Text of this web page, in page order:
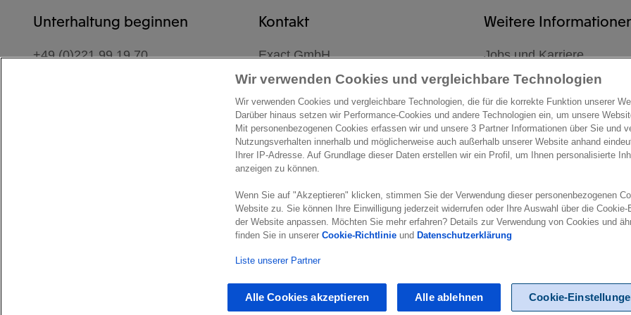
Unterhaltung beginnen
+49 (0)221 99 19 70
Kontakt
Exact GmbH
Im Medienpark 8-10
Planen Sie eine Route zu diesem
Ort
Weitere
Jobs und Karriere
Neuigkeiten
Impressum
Cookie statementCookie settingsMarketing preferencesDisclaimerSite conditionsTerms
Wir verwenden Cookies und vergleichbare Technologien
Wir verwenden Cookies und vergleichbare Technologien, die für die korrekte Funktion unserer
Darüber hinaus setzen wir Performance-Cookies und andere Technologien ein, um unsere
Mit personenbezogenen Cookies erfassen wir und unsere 3 Partner Informationen über Sie und
Nutzungsverhalten innerhalb und möglicherweise auch außerhalb unserer Website anhand
Ihrer IP-Adresse. Auf Grundlage dieser Daten erstellen wir ein Profil, um Ihnen personalisierte
anzeigen zu können.
Wenn Sie auf "Akzeptieren" klicken, stimmen Sie der Verwendung dieser personenbezogenen
Website zu. Sie können Ihre Einwilligung jederzeit widerrufen oder Ihre Auswahl über die
der Website anpassen. Möchten Sie mehr erfahren? Details zur Verwendung von Cookies und
finden Sie in unsererCookie-Richtlinieund Datenschutzerklärung
Liste unserer Partner
Cookie-
Alle ablehnen
Alle Cookies akzeptieren